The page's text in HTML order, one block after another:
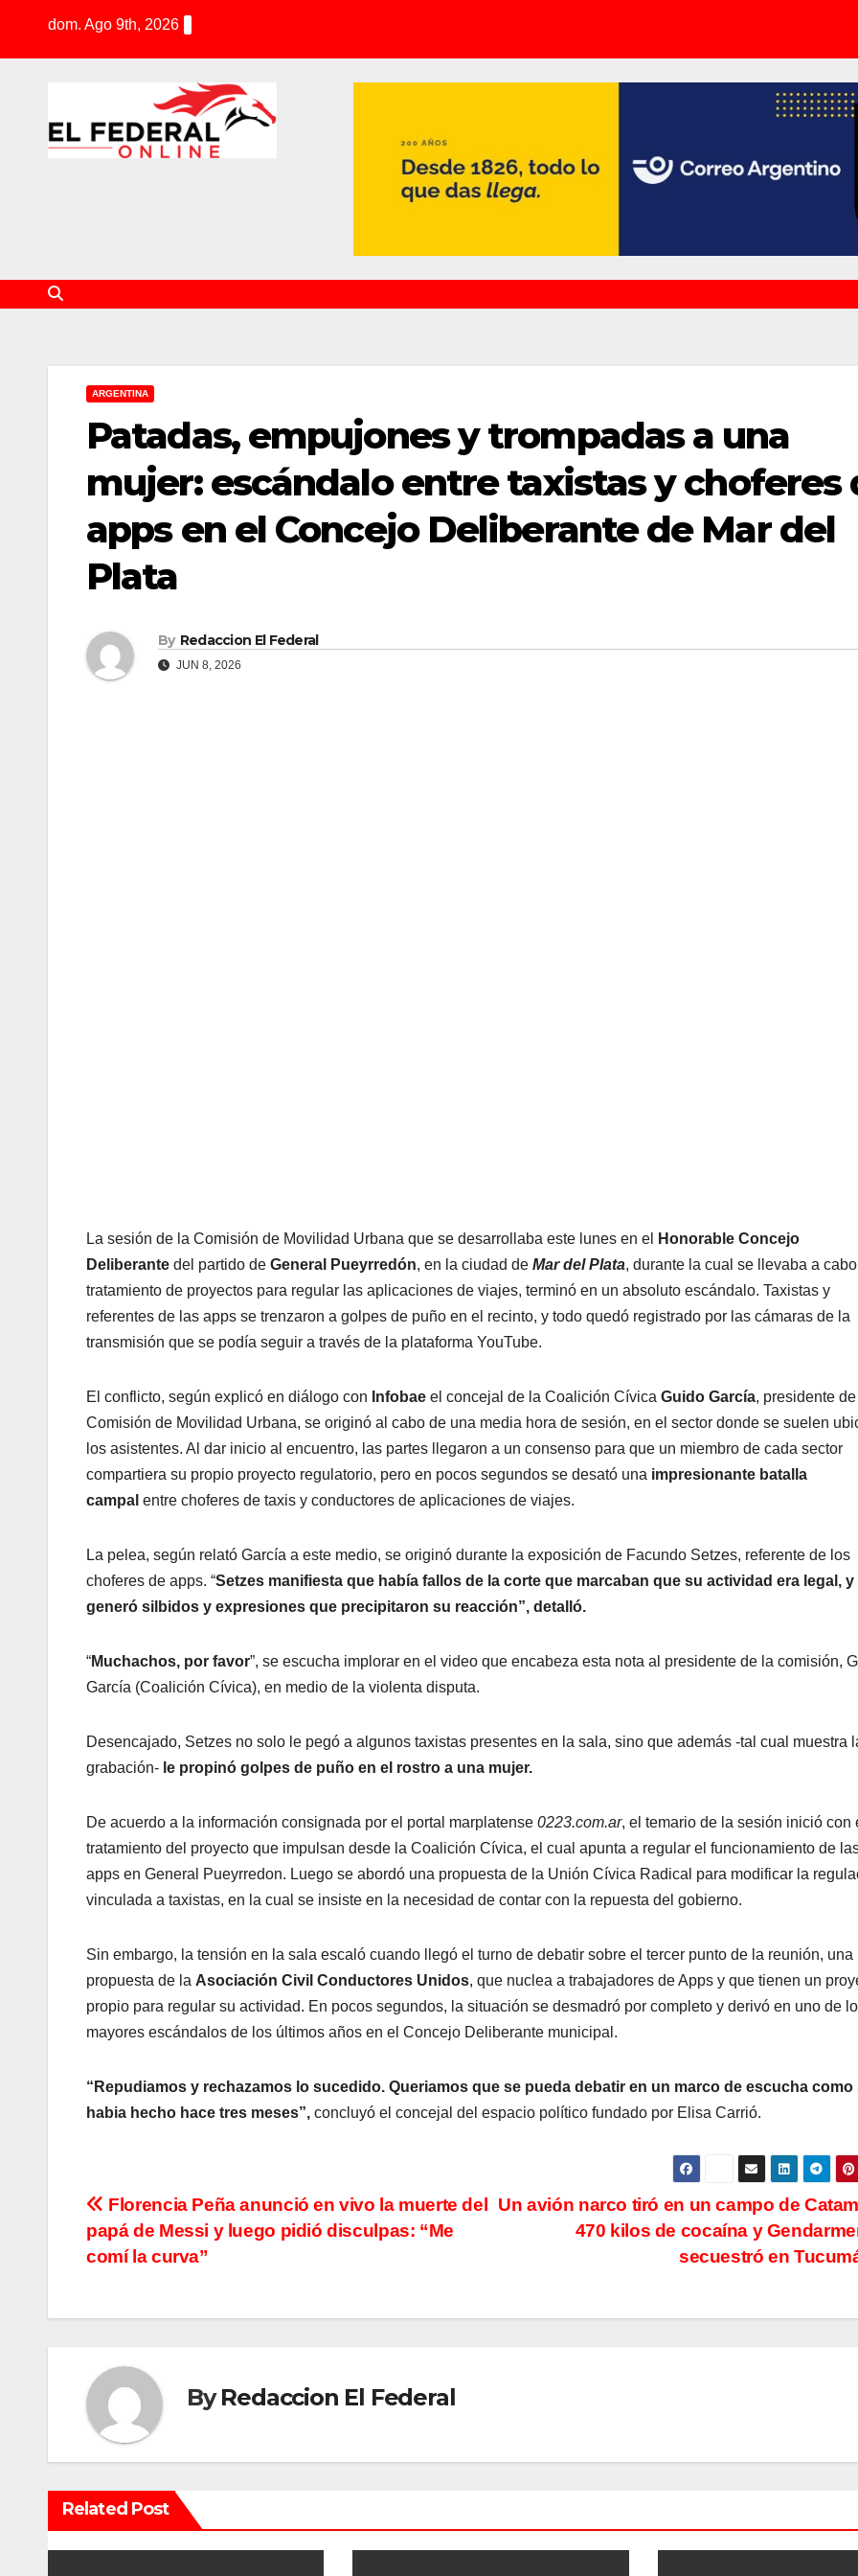
dom. Ago 9th, 2026
ARGENTINA
Patadas, empujones y trompadas a una
mujer: escándalo entre taxistas y choferes
apps en el Concejo Deliberante de Mar del
Plata
By Redaccion El Federal
JUN 8, 2026
La sesión de la Comisión de Movilidad Urbana que se desarrollaba este lunes en el
Honorable Concejo
Deliberante del partido de General Pueyrredón, en la ciudad de Mar del Plata, durante la cual se llevaba a
tratamiento de proyectos para regular las aplicaciones de viajes, terminó en un absoluto escándalo. Taxistas y
referentes de las apps se trenzaron a golpes de puño en el recinto, y todo quedó registrado por las cámaras de la
transmisión que se podía seguir a través de la plataforma YouTube.
El conflicto, según explicó en diálogo con Infobae el concejal de la Coalición Cívica Guido García, presidente
Comisión de Movilidad Urbana, se originó al cabo de una media hora de sesión, en el sector donde se suelen
los asistentes. Al dar inicio al encuentro, las partes llegaron a un consenso para que un miembro de cada sector
compartiera su propio proyecto regulatorio, pero en pocos segundos se desató una impresionante batalla
campal entre choferes de taxis y conductores de aplicaciones de viajes.
La pelea, según relató García a este medio, se originó durante la exposición de Facundo Setzes, referente de los
choferes de apps. “Setzes manifiesta que había fallos de la corte que marcaban que su actividad era legal, y
generó silbidos y expresiones que precipitaron su reacción”, detalló.
“Muchachos, por favor”, se escucha implorar en el video que encabeza esta nota al presidente de la comisión,
García (Coalición Cívica), en medio de la violenta disputa.
Desencajado, Setzes no solo le pegó a algunos taxistas presentes en la sala, sino que además -tal cual muestra
grabación- le propinó golpes de puño en el rostro a una mujer.
De acuerdo a la información consignada por el portal marplatense 0223.com.ar, el temario de la sesión inició con
tratamiento del proyecto que impulsan desde la Coalición Cívica, el cual apunta a regular el funcionamiento de
apps en General Pueyrredon. Luego se abordó una propuesta de la Unión Cívica Radical para modificar la
vinculada a taxistas, en la cual se insiste en la necesidad de contar con la repuesta del gobierno.
Sin embargo, la tensión en la sala escaló cuando llegó el turno de debatir sobre el tercer punto de la reunión, una
propuesta de la Asociación Civil Conductores Unidos, que nuclea a trabajadores de Apps y que tienen un
propio para regular su actividad. En pocos segundos, la situación se desmadró por completo y derivó en uno de
mayores escándalos de los últimos años en el Concejo Deliberante municipal.
“Repudiamos y rechazamos lo sucedido. Queriamos que se pueda debatir en un marco de escucha como
habia hecho hace tres meses”, concluyó el concejal del espacio político fundado por Elisa Carrió.
N
a
e
g
a
c
i
ó
Un avión narco tiró en un campo de
470 kilos de cocaína y
secuestró en
Florencia Peña anunció en vivo la muerte del
papá de Messi y luego pidió disculpas: “Me
comí la curva”
ByRedaccion El Federal
Related Post